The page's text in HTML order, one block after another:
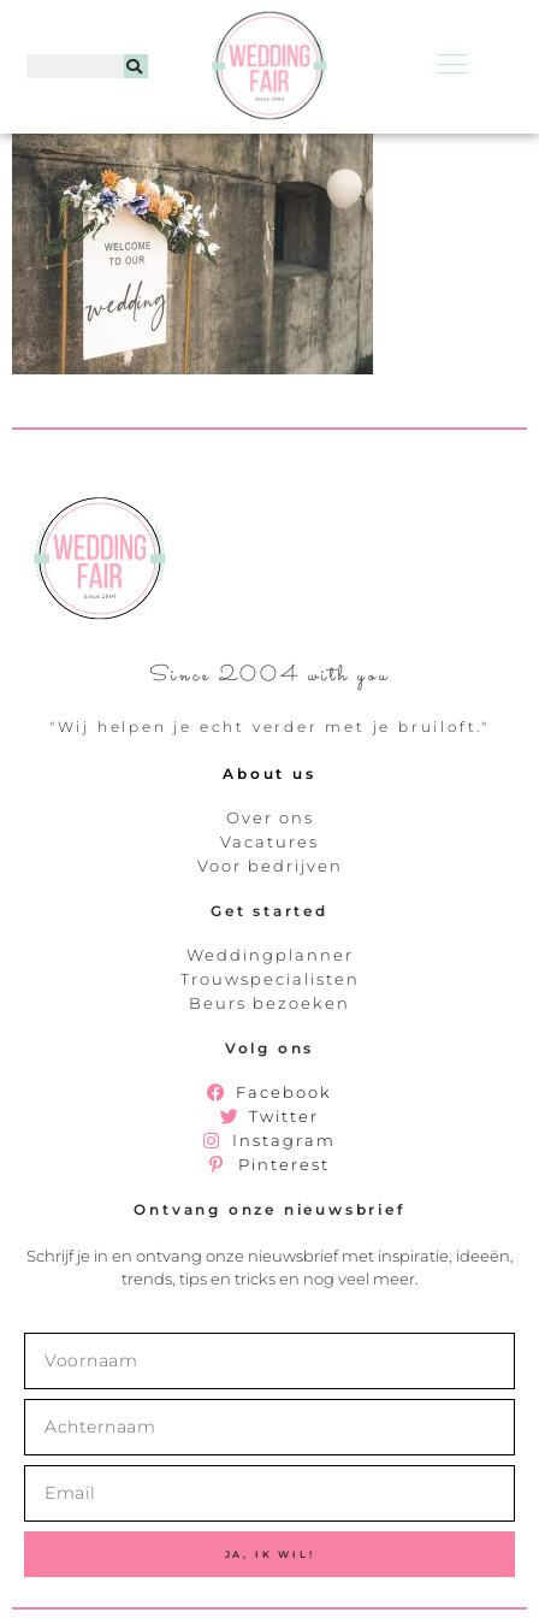
Since 2004 with you
"Wij helpen je echt verder met je bruiloft."
About us
Over ons
Vacatures
Voor bedrijven
Get started
Weddingplanner
Trouwspecialisten
Beurs bezoeken
Volg ons
Facebook
Twitter
Instagram
Pinterest
Ontvang onze nieuwsbrief
Schrijf je in en ontvang onze nieuwsbrief met inspiratie, ideeën,
trends, tips en tricks en nog veel meer.
JA, IK WIL!